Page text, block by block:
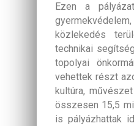
Ezen a
közlekedés
technikai
topolyai
vehettek részt
kultúra,
összesen 15,5
is pályázhattak